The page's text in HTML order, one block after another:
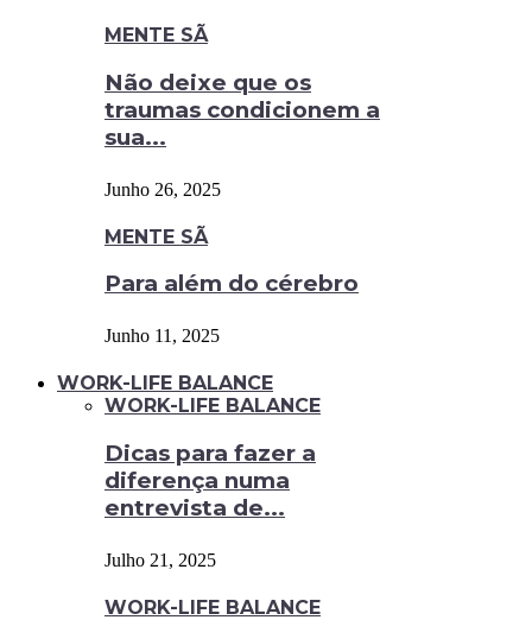
MENTE SÃ
Não deixe que os
traumas condicionem a
sua...
Junho 26, 2025
MENTE SÃ
Para além do cérebro
Junho 11, 2025
WORK-LIFE BALANCE
WORK-LIFE BALANCE
Dicas para fazer a
diferença numa
entrevista de...
Julho 21, 2025
WORK-LIFE BALANCE